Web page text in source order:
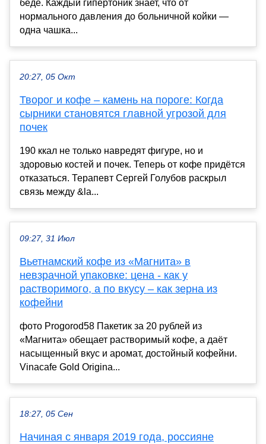
беде. Каждый гипертоник знает, что от
нормального давления до больничной койки —
одна чашка...
20:27, 05 Окт
Творог и кофе – камень на пороге: Когда
сырники становятся главной угрозой для
почек
190 ккал не только навредят фигуре, но и
здоровью костей и почек. Теперь от кофе придётся
отказаться. Терапевт Сергей Голубов раскрыл
связь между &la...
09:27, 31 Июл
Вьетнамский кофе из «Магнита» в
невзрачной упаковке: цена - как у
растворимого, а по вкусу – как зерна из
кофейни
фото Progorod58 Пакетик за 20 рублей из
«Магнита» обещает растворимый кофе, а даёт
насыщенный вкус и аромат, достойный кофейни.
Vinacafe Gold Origina...
18:27, 05 Сен
Начиная с января 2019 года, россияне